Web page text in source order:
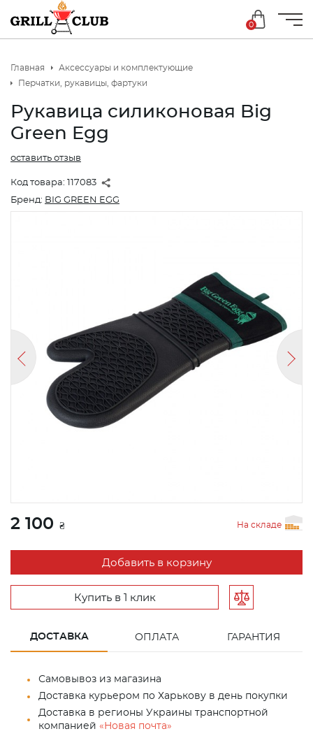
0
Главная
Аксессуары и комплектующие
Перчатки, рукавицы, фартуки
Рукавица силиконовая Big
Green Egg
Код товара: 117083
оставить отзыв
Бренд: BIG GREEN EGG
2 100 ₴ На складе
Добавить в корзину
Купить в 1 клик
ДОСТАВКА ОПЛАТА ГАРАНТИЯ
Самовывоз из магазина
Доставка курьером по Харькову в день покупки
Доставка в регионы Украины транспортной
компанией «Новая почта»